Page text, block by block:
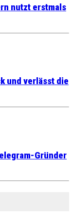
nutzt erstmals
und verlässt die
Gründer